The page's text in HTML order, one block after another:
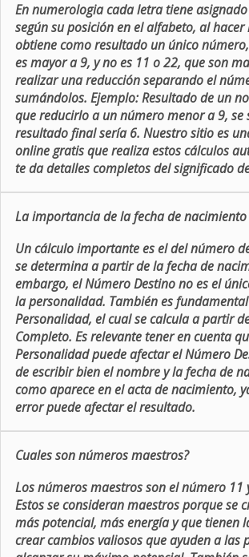
En numerologia cada letra tiene
según su posición en el alfabeto, al
obtiene como resultado un único
es mayor a 9, y no es 11 o 22, que son
realizar una reducción separando el
sumándolos. Ejemplo: Resultado de un
que reducirlo a un número menor a 9, se
resultado final sería 6. Nuestro sitio es
online gratis que realiza estos cálculos
te da detalles completos del significado
La importancia de la fecha de nacimiento
Un cálculo importante es el del número
se determina a partir de la fecha de
embargo, el Número Destino no es el
la personalidad. También es
Personalidad, el cual se calcula a partir
Completo. Es relevante tener en cuenta
Personalidad puede afectar el Número
de escribir bien el nombre y la fecha de
como aparece en el acta de nacimiento,
error puede afectar el resultado.
Cuales son números maestros?
Los números maestros son el número 11
Estos se consideran maestros porque se
más potencial, más energía y que tienen
crear cambios valiosos que ayuden a las